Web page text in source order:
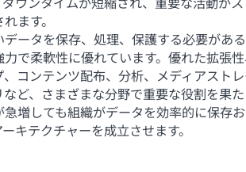
ます。
ータを保存、処理、保護する必要があ
で柔軟性に優れています。優れた拡張
コンテンツ配布、分析、メディアスト
ど、さまざまな分野で重要な役割を果
急増しても組織がデータを効率的に保存
キテクチャーを成立させます。